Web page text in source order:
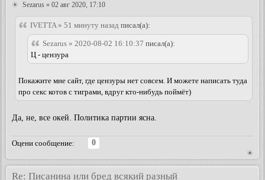
Sezarus » 02 авг 2020, 17:10
IVETTA » 51 минуту назад писал(а):
Sezarus » 2020-08-02 16:10:37 писал(а):
Ц - цензура
Покажите мне сайт, где цензуры нет совсем. И можете написать туда
про секс котов с тиграми, вдруг кто-нибудь поймёт)
Да, не, все окей. Политика партии ясна.
Оцени сообщение:
0
Re: Писанина или бред всякий разный